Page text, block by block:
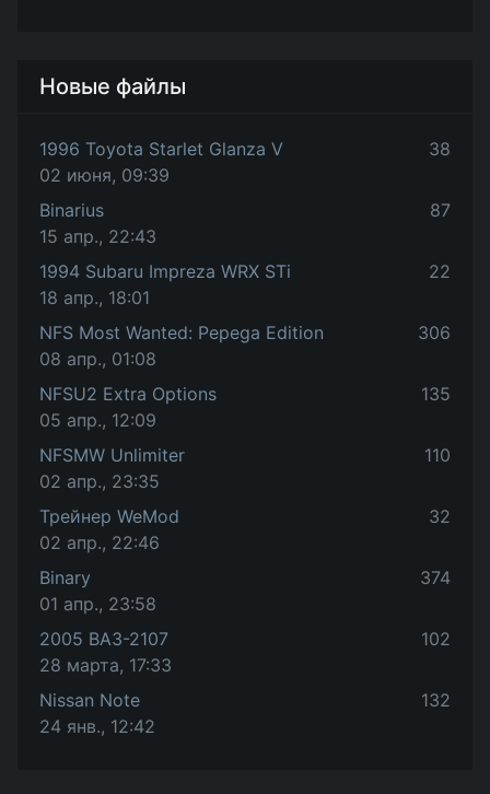
Новые файлы
1996 Toyota Starlet Glanza V
02 июня, 09:39
38
Binarius
15 апр., 22:43
87
1994 Subaru Impreza WRX STi
18 апр., 18:01
22
NFS Most Wanted: Pepega Edition
08 апр., 01:08
306
NFSU2 Extra Options
05 апр., 12:09
135
NFSMW Unlimiter
02 апр., 23:35
110
Трейнер WeMod
02 апр., 22:46
32
Binary
01 апр., 23:58
374
2005 ВАЗ-2107
28 марта, 17:33
102
Nissan Note
24 янв., 12:42
132